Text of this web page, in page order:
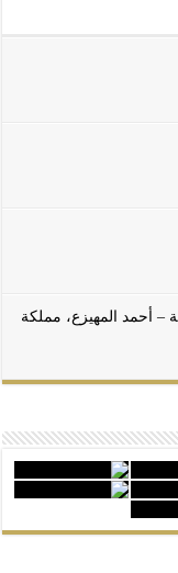
– أحمد المهيزع، مملكة